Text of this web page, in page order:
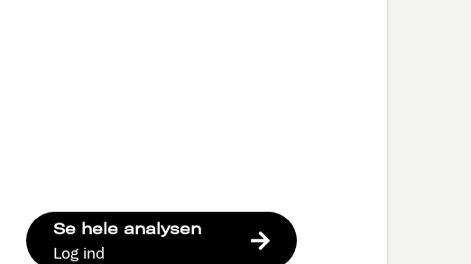
Se hele analysen
Log ind